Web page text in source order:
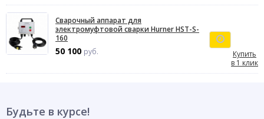
Сварочный аппарат для
электромуфтовой сварки Hurner HST-S-
160
50 100 руб.
Купить
в 1 клик
Будьте в курсе!